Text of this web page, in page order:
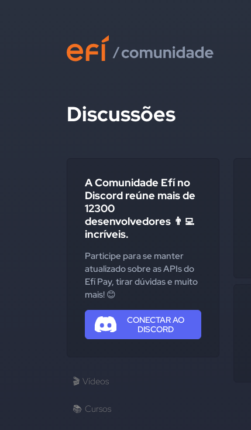
Discussões
A Comunidade Efí no
Discord reúne mais de
12300
desenvolvedores 👨‍💻
incríveis.
Participe para se manter
atualizado sobre as APIs do
Efí Pay, tirar dúvidas e muito
mais! 😊
CONECTAR AO
DISCORD
🎬 Vídeos
📚 Cursos